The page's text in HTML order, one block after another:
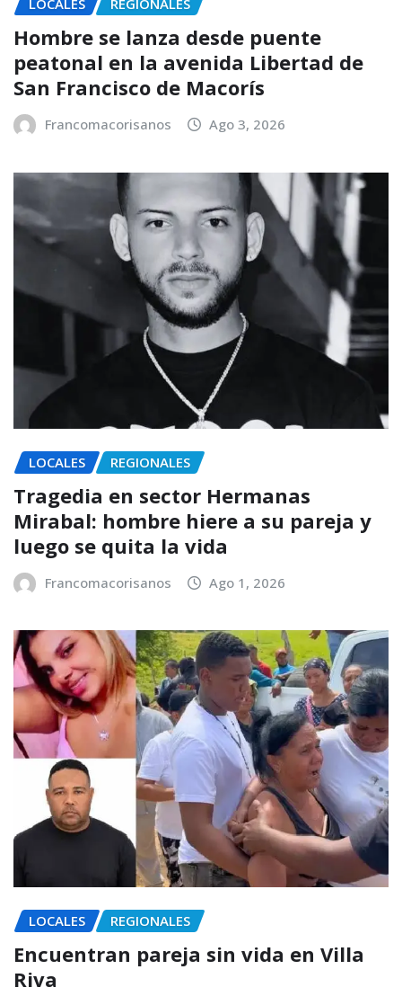
LOCALES REGIONALES
Hombre se lanza desde puente
peatonal en la avenida Libertad de
San Francisco de Macorís
Francomacorisanos Ago 3, 2026
LOCALES REGIONALES
Tragedia en sector Hermanas
Mirabal: hombre hiere a su pareja y
luego se quita la vida
Francomacorisanos Ago 1, 2026
LOCALES REGIONALES
Encuentran pareja sin vida en Villa
Riva